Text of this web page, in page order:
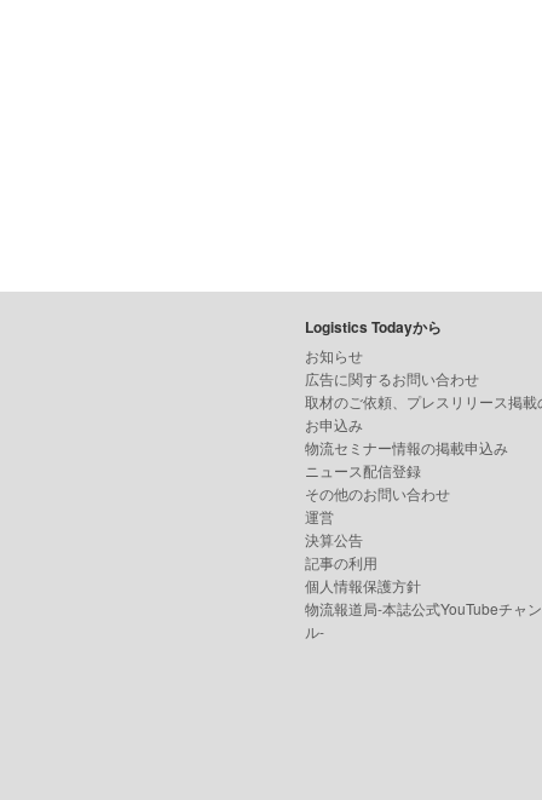
Logistics Todayから
お知らせ
広告に関するお問い合わせ
取材のご依頼、プレスリリース掲載
お申込み
物流セミナー情報の掲載申込み
ニュース配信登録
その他のお問い合わせ
運営
決算公告
記事の利用
個人情報保護方針
物流報道局-本誌公式YouTubeチャ
ル-